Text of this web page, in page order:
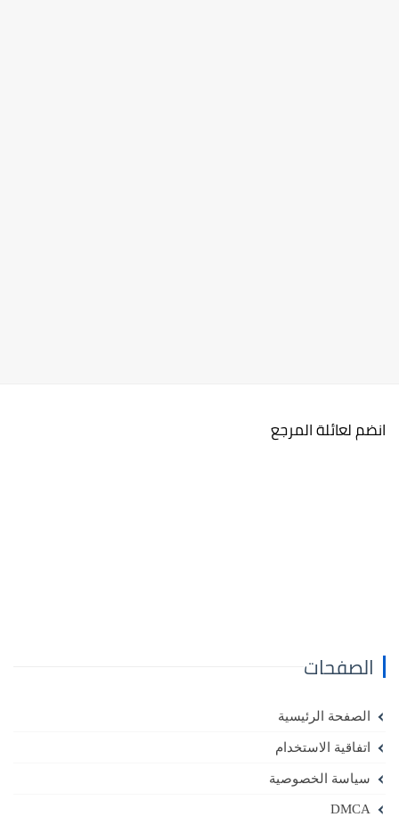
انضم لعائلة المرجع
الصفحات
الصفحة الرئيسية
اتفاقية الاستخدام
سياسة الخصوصية
DMCA